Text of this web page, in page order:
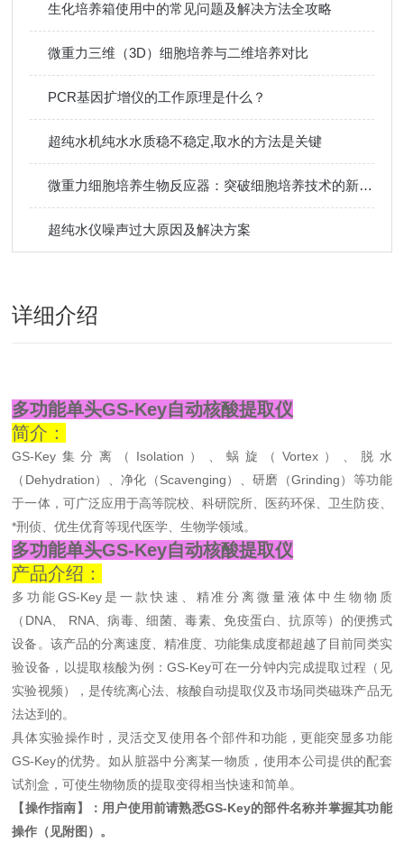
生化培养箱使用中的常见问题及解决方法全攻略
微重力三维（3D）细胞培养与二维培养对比
PCR基因扩增仪的工作原理是什么？
超纯水机纯水水质稳不稳定,取水的方法是关键
微重力细胞培养生物反应器：突破细胞培养技术的新纪元
超纯水仪噪声过大原因及解决方案
详细介绍
多功能单头GS-Key自动核酸提取仪
简介：
GS-Key集分离（Isolation）、蜗旋（Vortex）、脱水
（Dehydration）、净化（Scavenging）、研磨（Grinding）等功能
于一体，可广泛应用于高等院校、科研院所、医药环保、卫生防疫、
*刑侦、优生优育等现代医学、生物学领域。
多功能单头GS-Key自动核酸提取仪
产品介绍：
多功能GS-Key是一款快速、精准分离微量液体中生物物质
（DNA、 RNA、病毒、细菌、毒素、免疫蛋白、抗原等）的便携式
设备。该产品的分离速度、精准度、功能集成度都超越了目前同类实
验设备，以提取核酸为例：GS-Key可在一分钟内完成提取过程（见
实验视频），是传统离心法、核酸自动提取仪及市场同类磁珠产品无
法达到的。
具体实验操作时，灵活交叉使用各个部件和功能，更能突显多功能
GS-Key的优势。如从脏器中分离某一物质，使用本公司提供的配套
试剂盒，可使生物物质的提取变得相当快速和简单。
【操作指南】：用户使用前请熟悉GS-Key的部件名称并掌握其功能
操作（见附图）。